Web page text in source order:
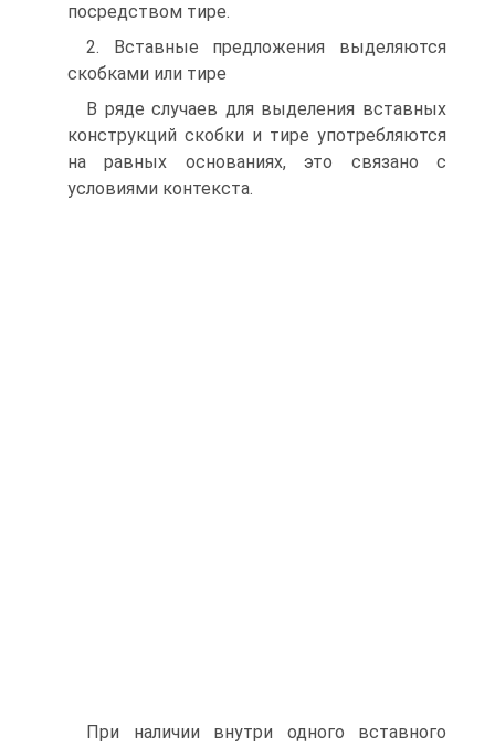
посредством тире.
2. Вставные предложения выделяются
скобками или тире
В ряде случаев для выделения вставных
конструкций скобки и тире употребляются
на равных основаниях, это связано с
условиями контекста.
При наличии внутри одного вставного